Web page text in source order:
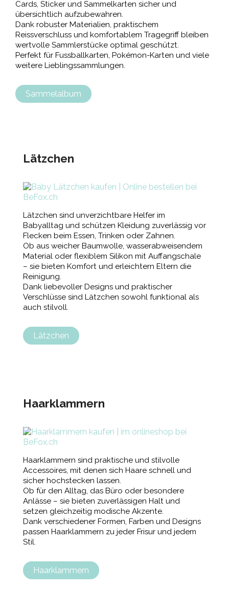
Cards, Sticker und Sammelkarten sicher und
übersichtlich aufzubewahren.
Dank robuster Materialien, praktischem
Reissverschluss und komfortablem Tragegriff bleiben
wertvolle Sammlerstücke optimal geschützt.
Perfekt für Fussballkarten, Pokémon-Karten und viele
weitere Lieblingssammlungen.
Sammelalbum
Lätzchen
Lätzchen sind unverzichtbare Helfer im
Babyalltag und schützen Kleidung zuverlässig vor
Flecken beim Essen, Trinken oder Zahnen.
Ob aus weicher Baumwolle, wasserabweisendem
Material oder flexiblem Silikon mit Auffangschale
– sie bieten Komfort und erleichtern Eltern die
Reinigung.
Dank liebevoller Designs und praktischer
Verschlüsse sind Lätzchen sowohl funktional als
auch stilvoll.
Lätzchen
Haarklammern
Haarklammern sind praktische und stilvolle
Accessoires, mit denen sich Haare schnell und
sicher hochstecken lassen.
Ob für den Alltag, das Büro oder besondere
Anlässe – sie bieten zuverlässigen Halt und
setzen gleichzeitig modische Akzente.
Dank verschiedener Formen, Farben und Designs
passen Haarklammern zu jeder Frisur und jedem
Stil.
Haarklammern